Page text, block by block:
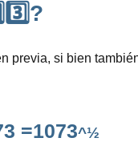
previa, si bien
=1073^½